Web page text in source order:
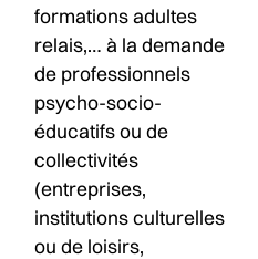
formations adultes
relais,… à la demande
de professionnels
psycho-socio-
éducatifs ou de
collectivités
(entreprises,
institutions culturelles
ou de loisirs,